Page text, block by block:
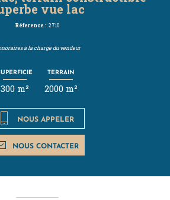
vue lac
Réference : 2710
à la charge du vendeur
300 m²
TERRAIN
2000 m²
NOUS APPELER
NOUS CONTACTER